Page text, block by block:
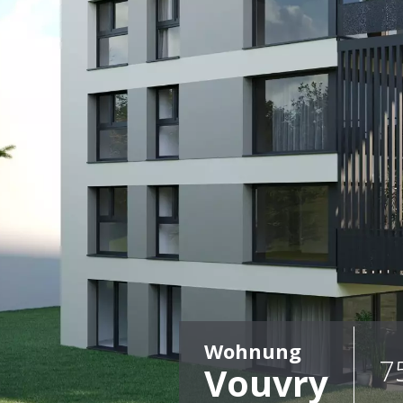
Wohnung
Vouvry